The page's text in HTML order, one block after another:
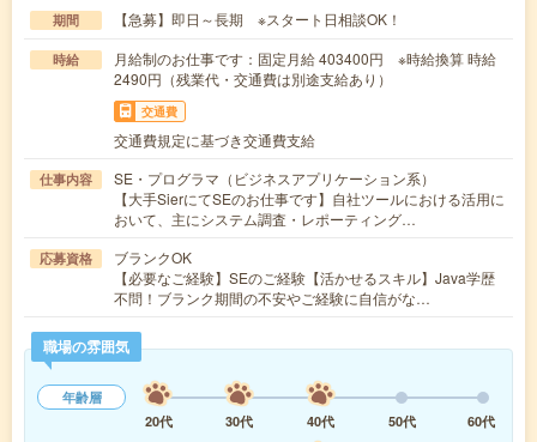
期間 【急募】即日～長期 ※スタート日相談OK！
時給
月給制のお仕事です：固定月給 403400円 ※時給換算 時給
2490円（残業代・交通費は別途支給あり）
交通費
交通費規定に基づき交通費支給
仕事内容
SE・プログラマ（ビジネスアプリケーション系）
【大手SierにてSEのお仕事です】自社ツールにおける活用に
おいて、主にシステム調査・レポーティング…
応募資格
ブランクOK
【必要なご経験】SEのご経験【活かせるスキル】Java学歴
不問！ブランク期間の不安やご経験に自信がな…
職場の雰囲気
年齢層
20代
30代 40代 50代
60代